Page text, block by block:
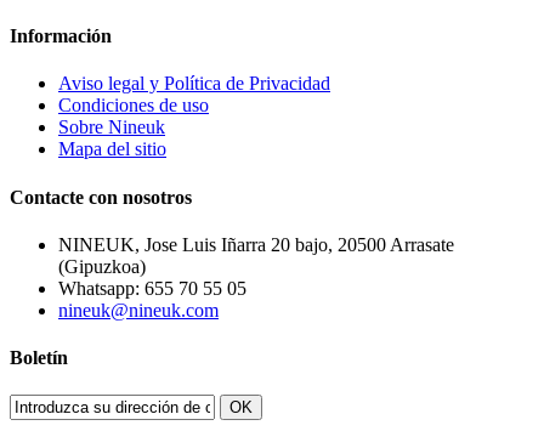
Información
Aviso legal y Política de Privacidad
Condiciones de uso
Sobre Nineuk
Mapa del sitio
Contacte con nosotros
NINEUK, Jose Luis Iñarra 20 bajo, 20500 Arrasate
(Gipuzkoa)
Whatsapp: 655 70 55 05
nineuk@nineuk.com
Boletín
OK